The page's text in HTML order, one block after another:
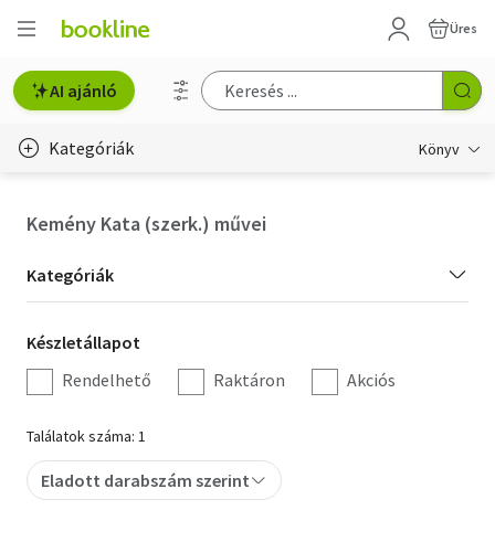
Üres
AI ajánló
Kategóriák Könyv
Hobbi, szabadidő
Irodalom
Művészet
Szakkönyv
Kemény Kata (szerk.) művei
Kategória
szűrés
Kategóriák
Készletállapot
szűrés
Készletállapot
Rendelhető
Raktáron Akciós
Találatok száma: 1
Eladott darabszám szerint